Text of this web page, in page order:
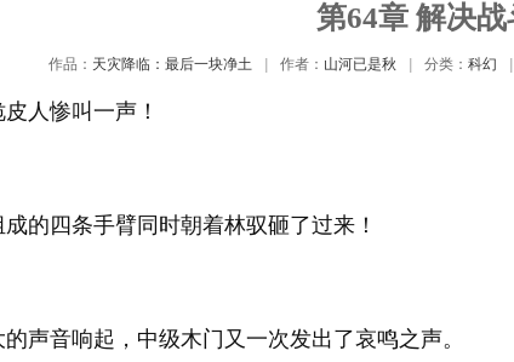
第64章 解决战
作品： 天灾降临：最后一块净土 作者： 山河已是秋 分类： 科幻
人惨叫一声！
的四条手臂同时朝着林驭砸了过来！
声音响起，中级木门又一次发出了哀鸣之声。